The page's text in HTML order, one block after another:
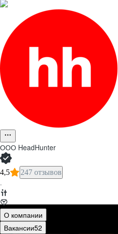
ООО HeadHunter
4,5 247 отзывов
·
О компании
Вакансии52